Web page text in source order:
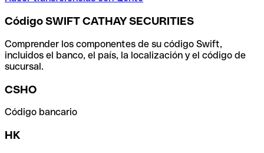
Código SWIFT CATHAY SECURITIES
Comprender los componentes de su código Swift,
incluidos el banco, el país, la localización y el código de
sucursal.
CSHO
Código bancario
HK